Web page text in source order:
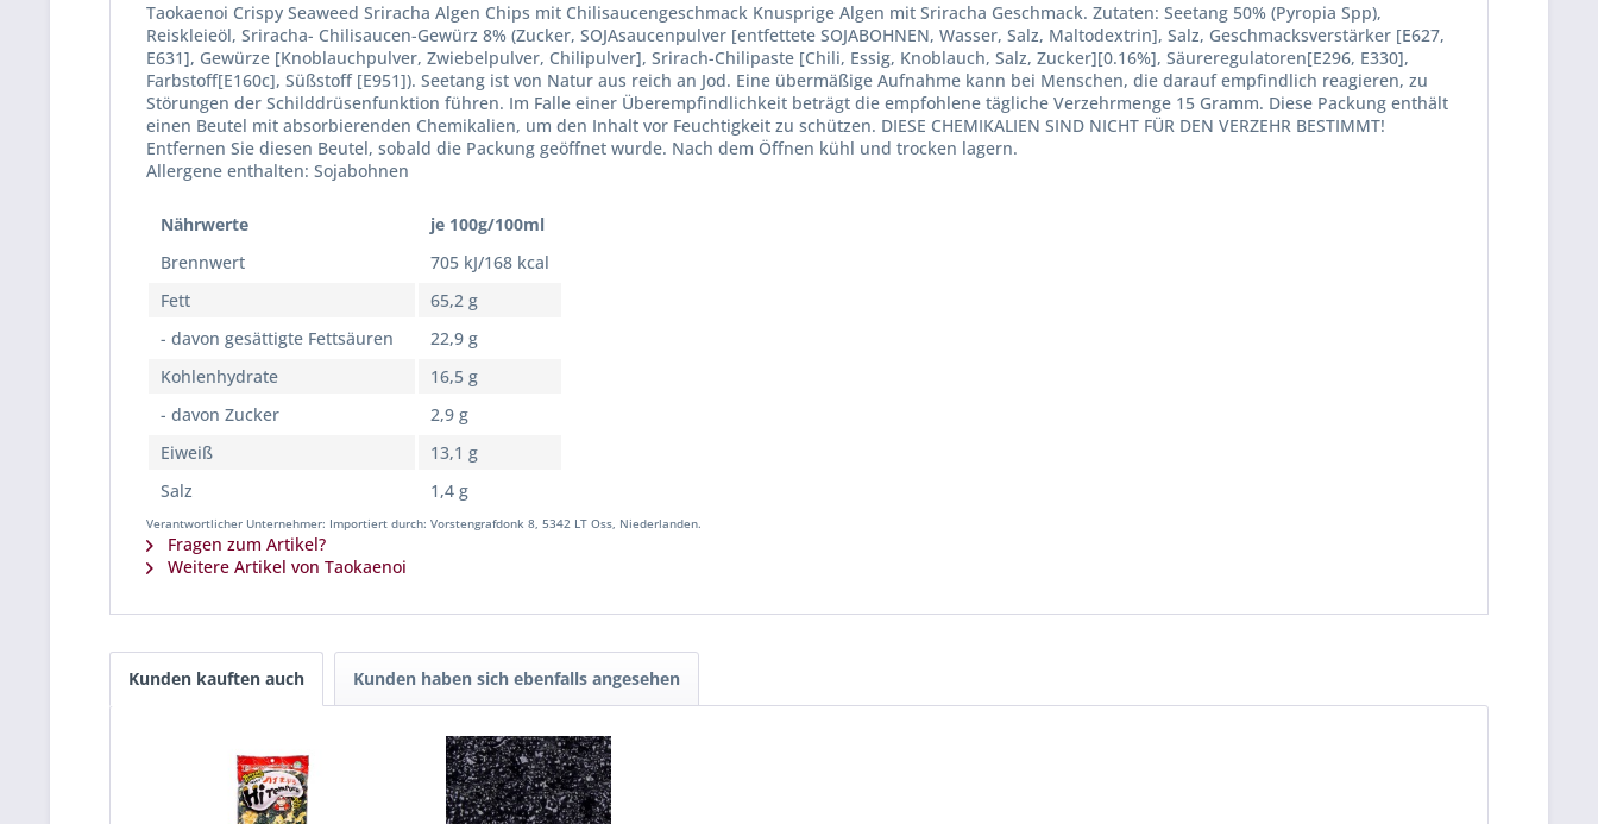
Taokaenoi Crispy Seaweed Sriracha Algen Chips mit Chilisaucengeschmack Knusprige Algen mit Sriracha Geschmack. Zutaten: Seetang 50% (Pyropia Spp),
Reiskleieöl, Sriracha- Chilisaucen-Gewürz 8% (Zucker, SOJAsaucenpulver [entfettete SOJABOHNEN, Wasser, Salz, Maltodextrin], Salz, Geschmacksverstärker [E627,
E631], Gewürze [Knoblauchpulver, Zwiebelpulver, Chilipulver], Srirach-Chilipaste [Chili, Essig, Knoblauch, Salz, Zucker][0.16%], Säureregulatoren[E296, E330],
Farbstoff[E160c], Süßstoff [E951]). Seetang ist von Natur aus reich an Jod. Eine übermäßige Aufnahme kann bei Menschen, die darauf empfindlich reagieren, zu
Störungen der Schilddrüsenfunktion führen. Im Falle einer Überempfindlichkeit beträgt die empfohlene tägliche Verzehrmenge 15 Gramm. Diese Packung enthält
einen Beutel mit absorbierenden Chemikalien, um den Inhalt vor Feuchtigkeit zu schützen. DIESE CHEMIKALIEN SIND NICHT FÜR DEN VERZEHR BESTIMMT!
Entfernen Sie diesen Beutel, sobald die Packung geöffnet wurde. Nach dem Öffnen kühl und trocken lagern.
Allergene enthalten: Sojabohnen
Nährwerte
je 100g/100ml
Brennwert
705 kJ/168 kcal
Fett
65,2 g
- davon gesättigte Fettsäuren
22,9 g
Kohlenhydrate
16,5 g
- davon Zucker
2,9 g
Eiweiß
13,1 g
Salz
1,4 g
Verantwortlicher Unternehmer: Importiert durch: Vorstengrafdonk 8, 5342 LT Oss, Niederlanden.
Fragen zum Artikel?
Weitere Artikel von Taokaenoi
Kunden kauften auch Kunden haben sich ebenfalls angesehen